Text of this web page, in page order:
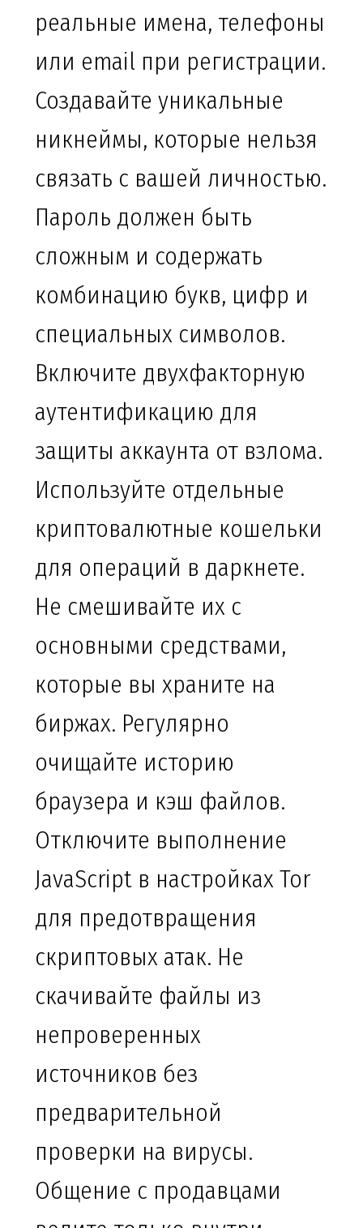
реальные имена, телефоны
или email при регистрации.
Создавайте уникальные
никнеймы, которые нельзя
связать с вашей личностью.
Пароль должен быть
сложным и содержать
комбинацию букв, цифр и
специальных символов.
Включите двухфакторную
аутентификацию для
защиты аккаунта от взлома.
Используйте отдельные
криптовалютные кошельки
для операций в даркнете.
Не смешивайте их с
основными средствами,
которые вы храните на
биржах. Регулярно
очищайте историю
браузера и кэш файлов.
Отключите выполнение
JavaScript в настройках Tor
для предотвращения
скриптовых атак. Не
скачивайте файлы из
непроверенных
источников без
предварительной
проверки на вирусы.
Общение с продавцами